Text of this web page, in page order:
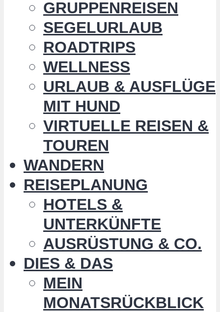
GRUPPENREISEN
SEGELURLAUB
ROADTRIPS
WELLNESS
URLAUB & AUSFLÜGE
MIT HUND
VIRTUELLE REISEN &
TOUREN
WANDERN
REISEPLANUNG
HOTELS &
UNTERKÜNFTE
AUSRÜSTUNG & CO.
DIES & DAS
MEIN
MONATSRÜCKBLICK